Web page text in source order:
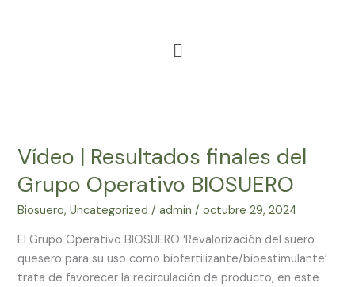
Menú
Vídeo | Resultados finales del
Grupo Operativo BIOSUERO
Biosuero,Uncategorized /admin/octubre 29, 2024
El Grupo Operativo BIOSUERO ‘Revalorización del suero
quesero para su uso como biofertilizante/bioestimulante’
trata de favorecer la recirculación de producto, en este
Resultados
del
Grupo
BIOSUERO